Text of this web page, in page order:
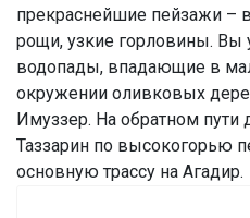
прекраснейшие пейзажи –
рощи, узкие горловины. Вы
водопады, впадающие в
окружении оливковых
Имуззер. На обратном пути
Таззарин по высокогорью
основную трассу на Агадир.